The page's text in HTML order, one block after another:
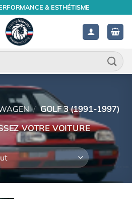
& ESTHÉTISME
/ GOLF 3 (1991-1997)
VOTRE VOITURE